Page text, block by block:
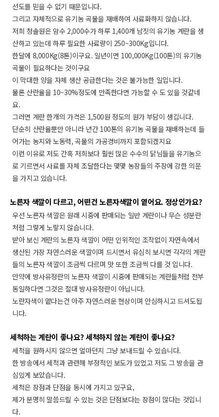
선도를 믿을 수 없기 때문입니다.
그리고 자체적으로 유기농 곡물을 재배하여 사료화하지 않습니다.
저희 청솔원은 암수 2,000수가 하루 1,400개 남짓의 유기농 계란을 생
산하고 있는데 하루 필요한 사료량이 250~300Kg입니다.
한달에 8,000Kg(8톤)이구요. 일년이면 100,000Kg(100톤)의 유기농
곡물이 필요하다는 것이구요
이 막대한 양을 자체 생산 공급한다는 것은 불가능한 일입니다.
물론 산란율을 10~30%정도에 만족한다면 가능할 수 도 있을 것같네
요.
그러면 계란 한개의 가격은 1,500원 정도의 원가 부담이 생깁니다.
단순히 산란율뿐만 아니라 년간 100톤의 유기농 곡물을 재배하는데 들
어가는 농지와 노동력, 곡물의 가공경비까지 포함되겠지요
이런 이유로 저도 간혹 저희보다 훨씬 많은 수수의 닭님들을 유기농으
로 기르면서 사료를 자체 조달한다는 몇몇 농장들의 주장에 강한 의문
을 가지고 있습니다.
노른자 색깔이 다르고, 어떤건 노른자색깔이 옅어요. 정상인가요?
우선 노른자 색깔은 원래 시중에 판매되는 일반 계란이나 무슨 성분란
처럼 그렇게 노랗지 않습니다.
받아 보신 계란의 노른자 색깔이 어떤 인위적인 조작없이 자연속에서
생산된 가장 자연스러운 색깔이며 드시면서 유심히 보시면 각각의 계란
들의 노른자 색깔이 조금씩 다르며 맛 또한 조금씩 다를 것 입니다.
만약에 방사유정란의 노른자 색깔이 시중에 판매되는 계란들처럼 전부
동일하다면 그것은 절대 방사유정란이 아닙니다.
노란자색이 옅다는건 아주 자연스러운 현상이며 안심하시고 드셔도됩
니다.
세척하는 계란이 좋나요? 세척하지 않는 계란이 좋나요?
세척을 원하시지 않으면 얼마던지 그냥 보내드릴 수 있습니다.
한 방송에서 세척과 관련해 부정적인 보도가 있었고 저도 그 방송을 관
심있게 보았습니다.
세척은 장점과 단점을 동시에 가지고 있구요,
제가 분명히 말씀드릴 수 있는 것은 단점보다는 장점이 많다는 것입니
다.